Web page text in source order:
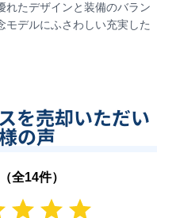
れたデザインと装備のバラン
モデルにふさわしい充実した
を売却いただい
の声
全14件）